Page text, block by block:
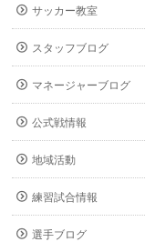
サッカー教室
スタッフブログ
マネージャーブログ
公式戦情報
地域活動
練習試合情報
選手ブログ